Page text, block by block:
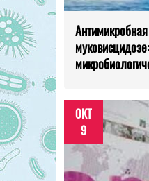
муковисцидозе:
ОКТ
9